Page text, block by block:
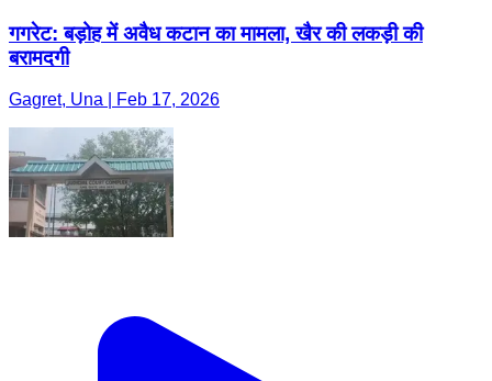
गगरेट: बड़ोह में अवैध कटान का मामला, खैर की लकड़ी की
बरामदगी
Gagret, Una | Feb 17, 2026